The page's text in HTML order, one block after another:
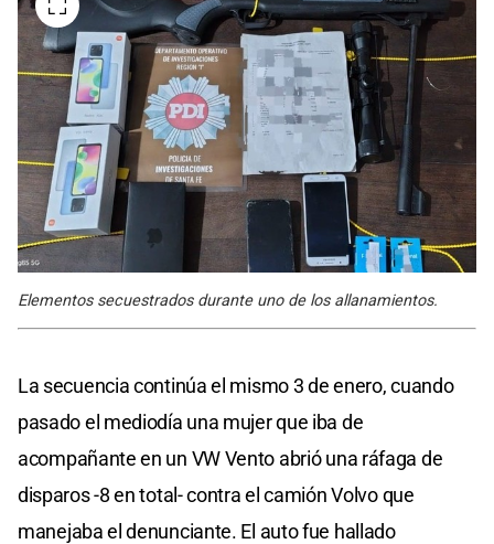
Elementos secuestrados durante uno de los allanamientos.
La secuencia continúa el mismo 3 de enero, cuando
pasado el mediodía una mujer que iba de
acompañante en un VW Vento abrió una ráfaga de
disparos -8 en total- contra el camión Volvo que
manejaba el denunciante. El auto fue hallado